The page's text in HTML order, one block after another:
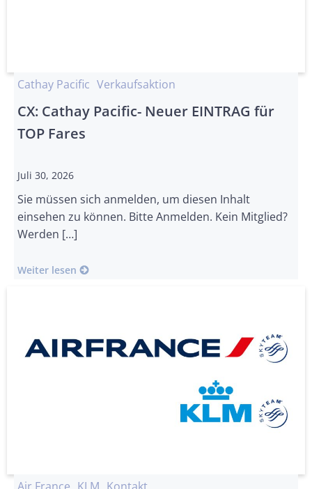
Cathay Pacific Verkaufsaktion
CX: Cathay Pacific- Neuer EINTRAG für
TOP Fares
Juli 30, 2026
Sie müssen sich anmelden, um diesen Inhalt
einsehen zu können. Bitte Anmelden. Kein Mitglied?
Werden […]
Weiter lesen